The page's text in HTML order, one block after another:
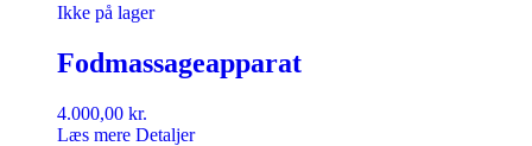
3.400,00 kr..
Ikke på lager
Fodmassageapparat
4.000,00 kr.
Læs mere Detaljer